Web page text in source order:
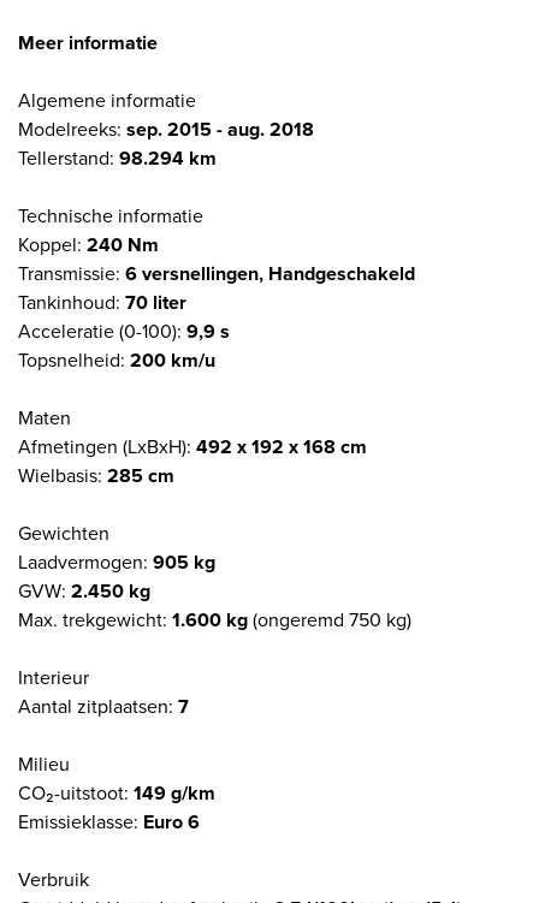
Meer informatie
Algemene informatie
Modelreeks: sep. 2015 - aug. 2018
Tellerstand: 98.294 km
Technische informatie
Koppel: 240 Nm
Transmissie: 6 versnellingen, Handgeschakeld
Tankinhoud: 70 liter
Acceleratie (0-100): 9,9 s
Topsnelheid: 200 km/u
Maten
Afmetingen (LxBxH): 492 x 192 x 168 cm
Wielbasis: 285 cm
Gewichten
Laadvermogen: 905 kg
GVW: 2.450 kg
Max. trekgewicht: 1.600 kg(ongeremd 750 kg)
Interieur
Aantal zitplaatsen: 7
Milieu
CO₂-uitstoot: 149 g/km
Emissieklasse: Euro 6
Verbruik